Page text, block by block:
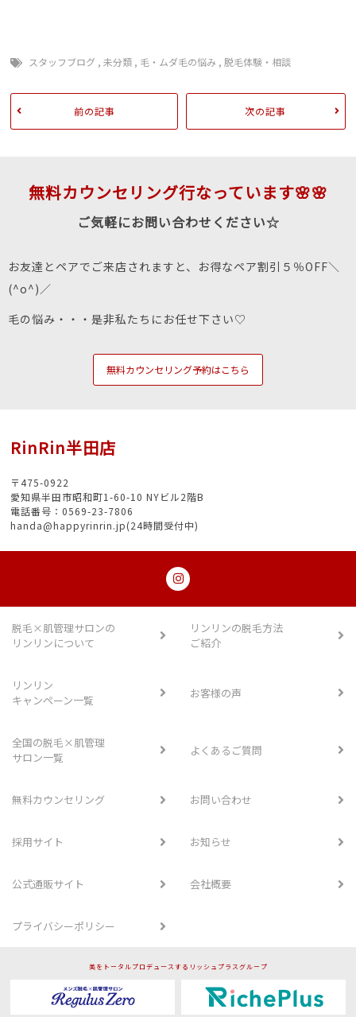
スタッフブログ ,未分類 , 毛・ムダ毛の悩み ,脱毛体験・相談
前の記事 次の記事
無料カウンセリング行なっています🌸🌸
ご気軽にお問い合わせください☆
お友達とペアでご来店されますと、お得なペア割引５％OFF＼
(^o^)／
毛の悩み・・・是非私たちにお任せ下さい♡
無料カウンセリング予約はこちら
RinRin半田店
〒475-0922
愛知県半田市昭和町1-60-10 NYビル2階B
電話番号：0569-23-7806
handa@happyrinrin.jp(24時間受付中)
脱毛×肌管理サロンの
リンリンについて
リンリンの脱毛方法
ご紹介
リンリン
キャンペーン一覧
お客様の声
全国の脱毛×肌管理
サロン一覧
よくあるご質問
無料カウンセリング お問い合わせ
採用サイト お知らせ
公式通販サイト 会社概要
プライバシーポリシー
美をトータルプロデュースするリッシュプラスグループ